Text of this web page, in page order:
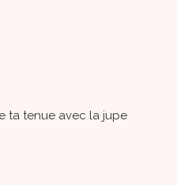
ta tenue avec la jupe